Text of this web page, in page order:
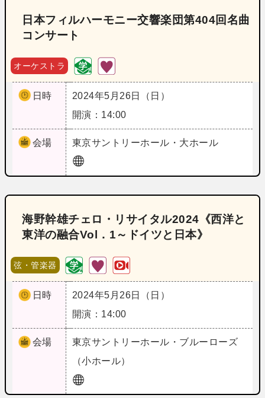
日本フィルハーモニー交響楽団第404回名曲
コンサート
オーケストラ
日時
2024年5月26日（日）
開演：14:00
会場 東京サントリーホール・大ホール
海野幹雄チェロ・リサイタル2024《西洋と
東洋の融合Vol．1～ドイツと日本》
弦・管楽器
日時
2024年5月26日（日）
開演：14:00
会場 東京サントリーホール・ブルーローズ
（小ホール）